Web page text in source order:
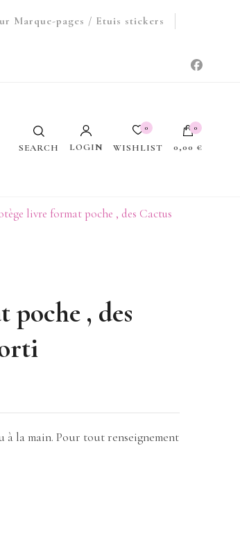
Marque-pages / Etuis stickers
SEARCH LOGIN
0
WISHLIST
0
0,00 €
livre format poche , des Cactus
, des
la main. Pour tout renseignement